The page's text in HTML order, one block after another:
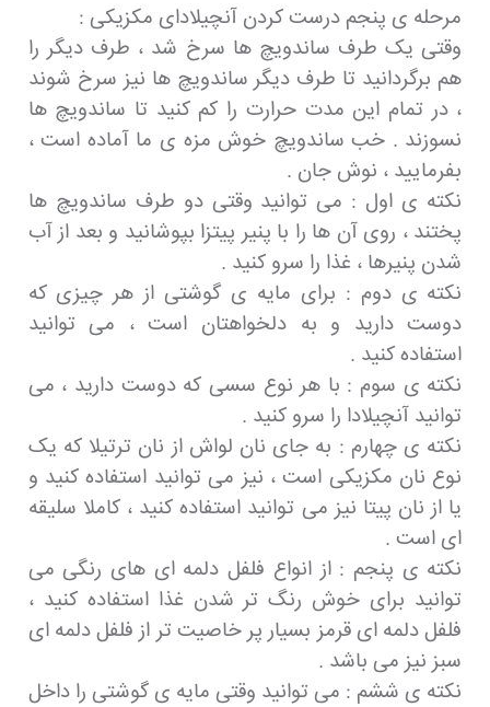
مرحله ی پنجم درست کردن آنچیلادای مکزیکی :
وقتی یک طرف ساندویچ ها سرخ شد ، طرف دیگر را
هم برگردانید تا طرف دیگر ساندویچ ها نیز سرخ شوند
، در تمام این مدت حرارت را کم کنید تا ساندویچ ها
نسوزند . خب ساندویچ خوش مزه ی ما آماده است ،
بفرمایید ، نوش جان .
نکته ی اول : می توانید وقتی دو طرف ساندویچ ها
پختند ، روی آن ها را با پنیر پیتزا بپوشانید و بعد از آب
شدن پنیرها ، غذا را سرو کنید .
نکته ی دوم : برای مایه ی گوشتی از هر چیزی که
دوست دارید و به دلخواهتان است ، می توانید
استفاده کنید .
نکته ی سوم : با هر نوع سسی که دوست دارید ، می
توانید آنچیلادا را سرو کنید .
نکته ی چهارم : به جای نان لواش از نان ترتیلا که یک
نوع نان مکزیکی است ، نیز می توانید استفاده کنید و
یا از نان پیتا نیز می توانید استفاده کنید ، کاملا سلیقه
ای است .
نکته ی پنجم : از انواع فلفل دلمه ای های رنگی می
توانید برای خوش رنگ تر شدن غذا استفاده کنید ،
فلفل دلمه ای قرمز بسیار پر خاصیت تر از فلفل دلمه ای
سبز نیز می باشد .
نکته ی ششم : می توانید وقتی مایه ی گوشتی را داخل